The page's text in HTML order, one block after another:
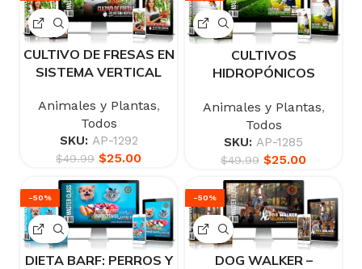
CULTIVO DE FRESAS EN
SISTEMA VERTICAL
Animales y Plantas,
Todos
SKU: AP-1292
$49.99 $25.00
CULTIVOS
HIDROPÓNICOS
Animales y Plantas,
Todos
SKU: AP-1285
$49.99 $25.00
-50%
DIETA BARF: PERROS Y
-50%
DOG WALKER –